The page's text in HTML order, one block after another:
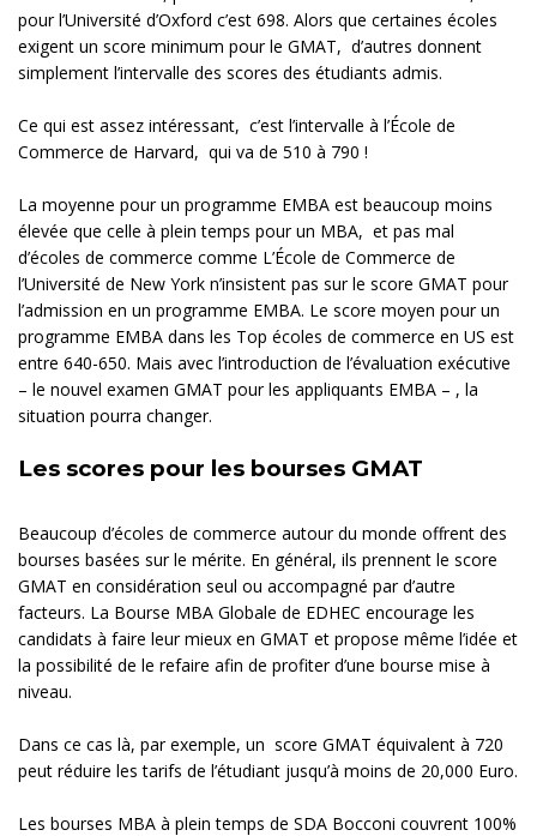
pour l’Université d’Oxford c’est 698. Alors que certaines écoles
exigent un score minimum pour le GMAT, d’autres donnent
simplement l’intervalle des scores des étudiants admis.
Ce qui est assez intéressant, c’est l’intervalle à l’École de
Commerce de Harvard, qui va de 510 à 790 !
La moyenne pour un programme EMBA est beaucoup moins
élevée que celle à plein temps pour un MBA, et pas mal
d’écoles de commerce comme L’École de Commerce de
l’Université de New York n’insistent pas sur le score GMAT pour
l’admission en un programme EMBA. Le score moyen pour un
programme EMBA dans les Top écoles de commerce en US est
entre 640-650. Mais avec l’introduction de l’évaluation exécutive
– le nouvel examen GMAT pour les appliquants EMBA – , la
situation pourra changer.
Les scores pour les bourses GMAT
Beaucoup d’écoles de commerce autour du monde offrent des
bourses basées sur le mérite. En général, ils prennent le score
GMAT en considération seul ou accompagné par d’autre
facteurs. La Bourse MBA Globale de EDHEC encourage les
candidats à faire leur mieux en GMAT et propose même l’idée et
la possibilité de le refaire afin de profiter d’une bourse mise à
niveau.
Dans ce cas là, par exemple, un score GMAT équivalent à 720
peut réduire les tarifs de l’étudiant jusqu’à moins de 20,000 Euro.
Les bourses MBA à plein temps de SDA Bocconi couvrent 100%